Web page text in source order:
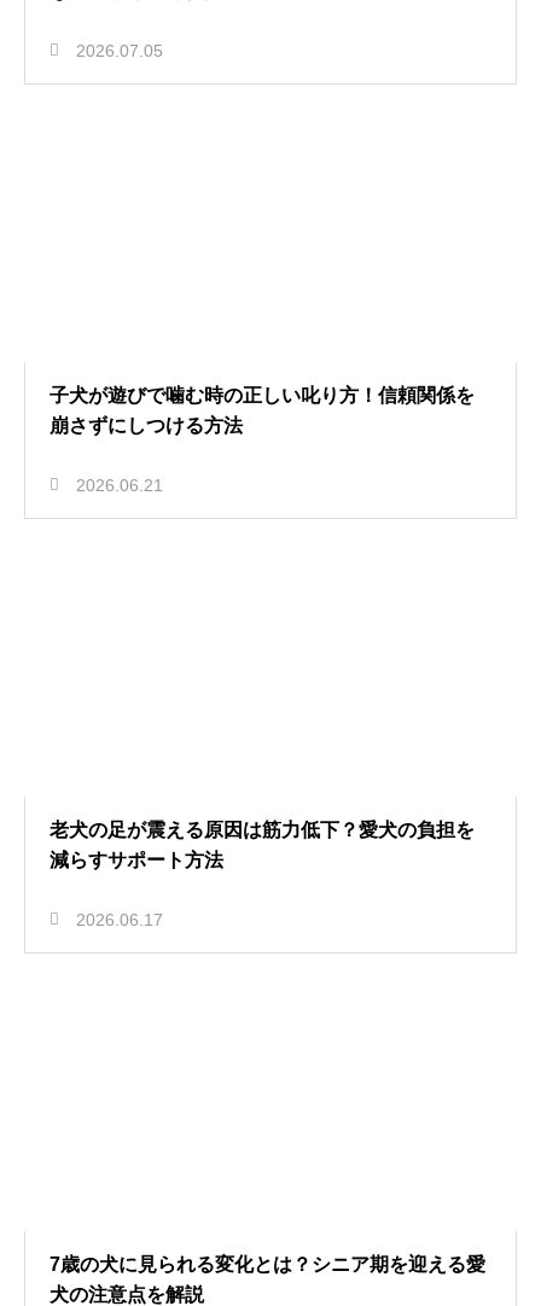
2026.07.05
子犬が遊びで噛む時の正しい叱り方！信頼関係を
崩さずにしつける方法
2026.06.21
老犬の足が震える原因は筋力低下？愛犬の負担を
減らすサポート方法
2026.06.17
7歳の犬に見られる変化とは？シニア期を迎える愛
犬の注意点を解説